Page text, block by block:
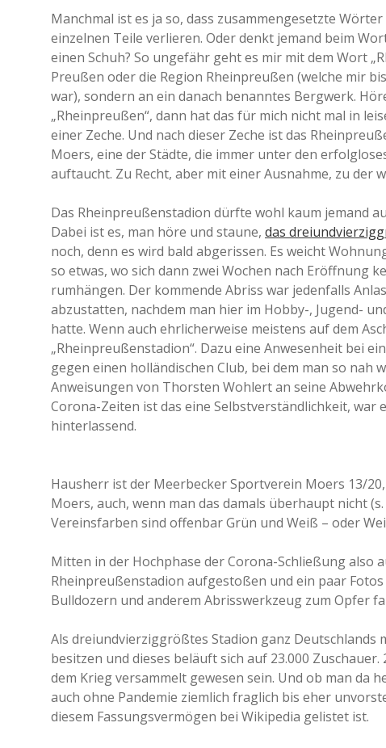
Manchmal ist es ja so, dass zusammengesetzte
einzelnen Teile verlieren. Oder denkt jemand beim
einen Schuh? So ungefähr geht es mir mit dem Wort
Preußen oder die Region Rheinpreußen (welche mir
war), sondern an ein danach benanntes Bergwerk.
„Rheinpreußen“, dann hat das für mich nicht mal in
einer Zeche. Und nach dieser Zeche ist das
Moers, eine der Städte, die immer unter den
auftaucht. Zu Recht, aber mit einer Ausnahme, zu der
Das Rheinpreußenstadion dürfte wohl kaum jemand
Dabei ist es, man höre und staune, das
noch, denn es wird bald abgerissen. Es weicht
so etwas, wo sich dann zwei Wochen nach Eröffnung
rumhängen. Der kommende Abriss war jedenfalls
abzustatten, nachdem man hier im Hobby-, Jugend-
hatte. Wenn auch ehrlicherweise meistens auf dem
„Rheinpreußenstadion“. Dazu eine Anwesenheit bei
gegen einen holländischen Club, bei dem man so nah
Anweisungen von Thorsten Wohlert an seine
Corona-Zeiten ist das eine Selbstverständlichkeit,
hinterlassend.
Hausherr ist der Meerbecker Sportverein Moers 13/
Moers, auch, wenn man das damals überhaupt nicht
Vereinsfarben sind offenbar Grün und Weiß – oder
Mitten in der Hochphase der Corona-Schließung also
Rheinpreußenstadion aufgestoßen und ein paar
Bulldozern und anderem Abrisswerkzeug zum Opfer
Als dreiundvierziggrößtes Stadion ganz Deutschlands
besitzen und dieses beläuft sich auf 23.000
dem Krieg versammelt gewesen sein. Und ob man da
auch ohne Pandemie ziemlich fraglich bis eher
diesem Fassungsvermögen bei Wikipedia gelistet ist.